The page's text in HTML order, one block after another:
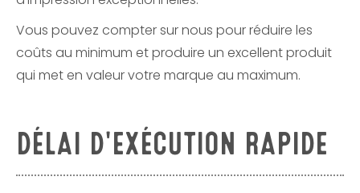
Vous pouvez compter sur nous pour réduire les
coûts au minimum et produire un excellent produit
qui met en valeur votre marque au maximum.
DÉLAI D'EXÉCUTION RAPIDE